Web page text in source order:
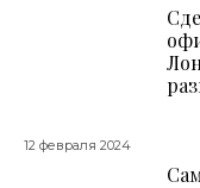
12 февраля 2024